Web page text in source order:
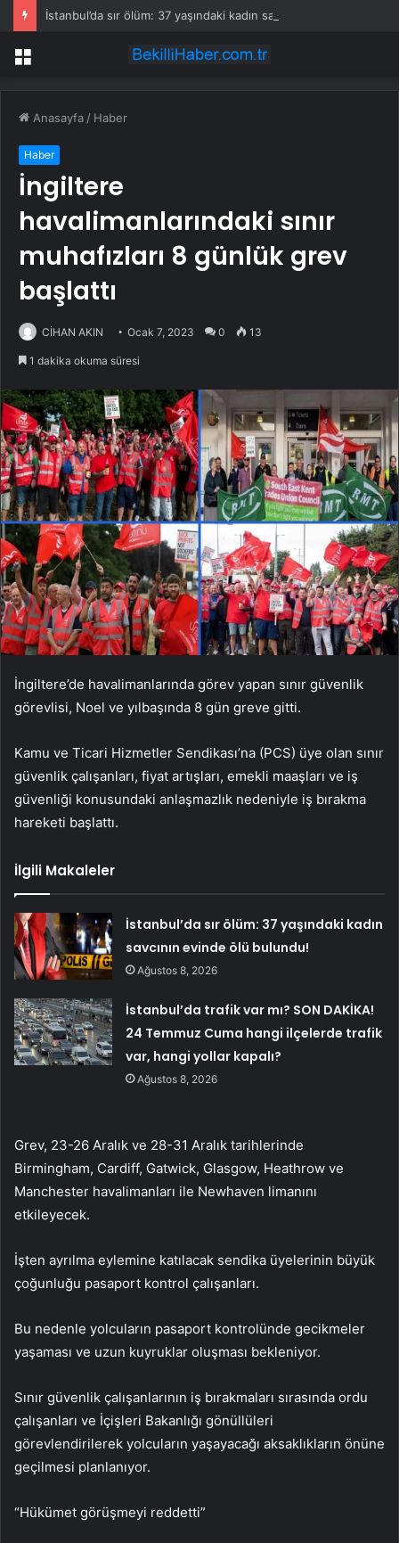
Menü
Anasayfa / Haber
Haber
İngiltere
havalimanlarındaki sınır
muhafızları 8 günlük grev
başlattı
CİHAN AKIN Ocak 7, 2023 0 13
1 dakika okuma süresi
İngiltere’de havalimanlarında görev yapan sınır güvenlik
görevlisi, Noel ve yılbaşında 8 gün greve gitti.
Kamu ve Ticari Hizmetler Sendikası’na (PCS) üye olan sınır
güvenlik çalışanları, fiyat artışları, emekli maaşları ve iş
güvenliği konusundaki anlaşmazlık nedeniyle iş bırakma
hareketi başlattı.
İlgili Makaleler
İstanbul’da sır ölüm: 37 yaşındaki kadın
savcının evinde ölü bulundu!
Ağustos 8, 2026
İstanbul’da trafik var mı? SON DAKİKA!
24 Temmuz Cuma hangi ilçelerde trafik
var, hangi yollar kapalı?
Ağustos 8, 2026
Grev, 23-26 Aralık ve 28-31 Aralık tarihlerinde
Birmingham, Cardiff, Gatwick, Glasgow, Heathrow ve
Manchester havalimanları ile Newhaven limanını
etkileyecek.
İşten ayrılma eylemine katılacak sendika üyelerinin büyük
çoğunluğu pasaport kontrol çalışanları.
Bu nedenle yolcuların pasaport kontrolünde gecikmeler
yaşaması ve uzun kuyruklar oluşması bekleniyor.
Sınır güvenlik çalışanlarının iş bırakmaları sırasında ordu
çalışanları ve İçişleri Bakanlığı gönüllüleri
görevlendirilerek yolcuların yaşayacağı aksaklıkların önüne
geçilmesi planlanıyor.
“Hükümet görüşmeyi reddetti”